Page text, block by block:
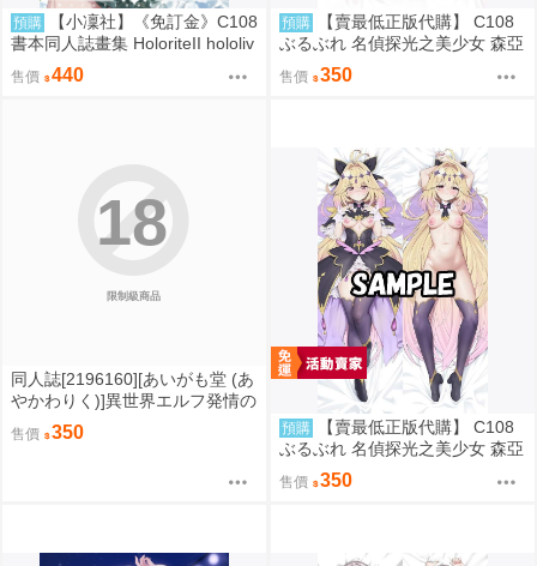
預購
【小凜社】《免訂金》C108
書本同人誌畫集 HoloriteII hololiv
e 風真伊呂波
售價 440
預購
【賣最低正版代購】 C108
ぶるぶれ 名偵探光之美少女 森亞
露露卡 競泳水着 抱枕套 由夜 08
27
售價 350
限制級商品
18
同人誌[2196160][あいがも堂 (あ
やかわりく)]異世界エルフ発情の
魔眼6～姫の夢魔●●編～ (原創)
售價 350 預購
【賣最低正版代購】 C108
ぶるぶれ 名偵探光之美少女 森亞
露露卡 抱枕套 アランK 0827
售價 350